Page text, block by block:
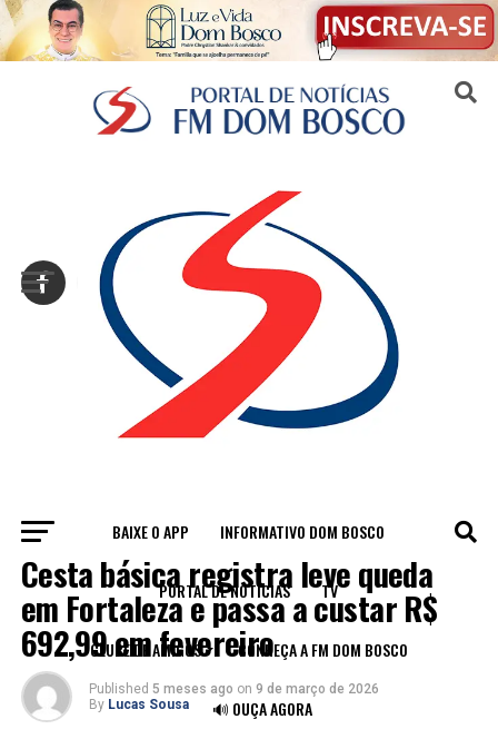
BAIXE O APP INFORMATIVO DOM BOSCO
PORTAL DE NOTÍCIAS TV
CLUBE DE AMIGOS CONHEÇA A FM DOM BOSCO
🔊 OUÇA AGORA
FORTALEZA
Cesta básica registra leve queda
em Fortaleza e passa a custar R$
692,99 em fevereiro
Published 5 meses ago on 9 de março de 2026
By Lucas Sousa
Sair da versão mobile